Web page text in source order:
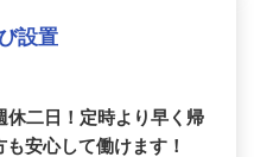
設置
休二日！定時より早く帰
安心して働けます！